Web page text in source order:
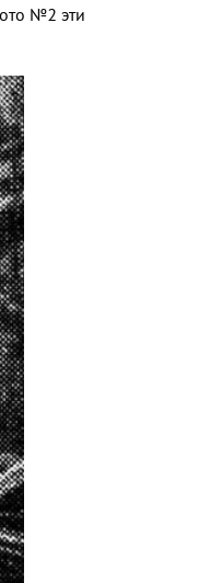
№2 эти